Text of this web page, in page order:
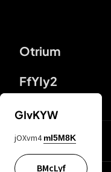
Otrium
FfYIy2
DDcvSo
GIvKYW
jOXvm4 mI5M8K
BMcLyf